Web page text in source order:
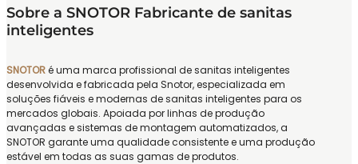
Sobre a SNOTOR Fabricante de sanitas
inteligentes
SNOTORé uma marca profissional de sanitas inteligentes
desenvolvida e fabricada pela Snotor, especializada em
soluções fiáveis e modernas de sanitas inteligentes para os
mercados globais. Apoiada por linhas de produção
avançadas e sistemas de montagem automatizados, a
SNOTOR garante uma qualidade consistente e uma produção
estável em todas as suas gamas de produtos.